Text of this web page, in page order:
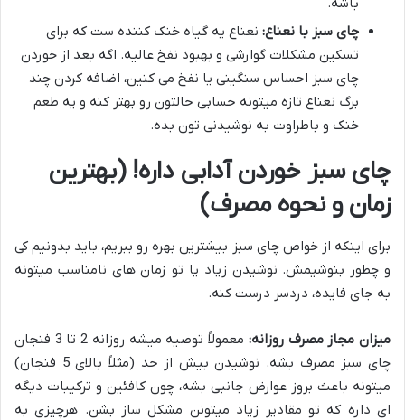
باشه.
چای سبز با نعناع: نعناع یه گیاه خنک کننده ست که برای
تسکین مشکلات گوارشی و بهبود نفخ عالیه. اگه بعد از خوردن
چای سبز احساس سنگینی یا نفخ می کنین، اضافه کردن چند
برگ نعناع تازه میتونه حسابی حالتون رو بهتر کنه و یه طعم
خنک و باطراوت به نوشیدنی تون بده.
چای سبز خوردن آدابی داره! (بهترین
زمان و نحوه مصرف)
برای اینکه از خواص چای سبز بیشترین بهره رو ببریم، باید بدونیم کی
و چطور بنوشیمش. نوشیدن زیاد یا تو زمان های نامناسب میتونه
به جای فایده، دردسر درست کنه.
میزان مجاز مصرف روزانه:
معمولاً توصیه میشه روزانه 2 تا 3 فنجان
چای سبز مصرف بشه. نوشیدن بیش از حد (مثلاً بالای 5 فنجان)
میتونه باعث بروز عوارض جانبی بشه، چون کافئین و ترکیبات دیگه
ای داره که تو مقادیر زیاد میتونن مشکل ساز بشن. هرچیزی به